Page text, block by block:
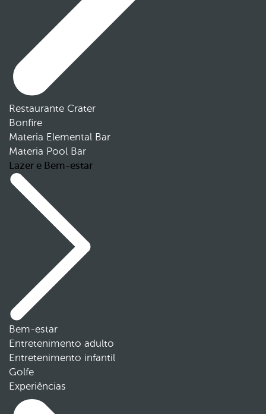
Restaurante Crater
Bonfire
Materia Elemental Bar
Materia Pool Bar
Lazer e Bem-estar
Bem-estar
Entretenimento adulto
Entretenimento infantil
Golfe
Experiências